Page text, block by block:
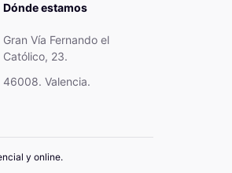
Dónde estamos
Gran Vía Fernando el
Católico, 23.
46008. Valencia.
y online.